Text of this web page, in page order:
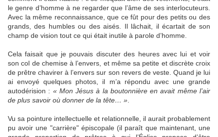
le genre d’homme à ne regarder que l’âme de ses interlocuteurs.
Avec la même reconnaissance, que ce fût pour des petits ou des
grands, des humbles ou des aisés. Il lâchait, il écartait de son
champ de vision tout ce qui était inutile à parole d’homme.
Cela faisait que je pouvais discuter des heures avec lui et voir
son col de chemise à l’envers, et même sa petite et discrète croix
de prêtre chavirer à l’envers sur son revers de veste. Quand je lui
ai envoyé quelques photos, il m’a répondu avec une grande
autodérision : « Mon Jésus à la boutonnière en avait même l’air
de plus savoir où donner de la tête… »
Vu sa pointure intellectuelle et relationnelle, il aurait probablement
pu avoir une "carrière" épiscopale (il paraît que maintenant, une